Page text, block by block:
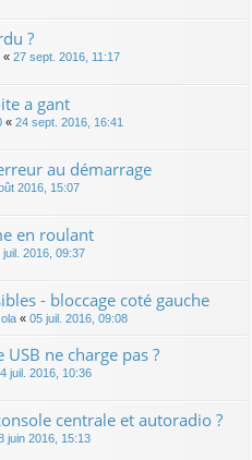
?
« 27 sept. 2016, 11:17
a gant
« 24 sept. 2016, 16:41
au démarrage
2016, 15:07
en roulant
juil. 2016, 09:37
- bloccage coté gauche
« 05 juil. 2016, 09:08
ne charge pas ?
juil. 2016, 10:36
centrale et autoradio ?
juin 2016, 15:13